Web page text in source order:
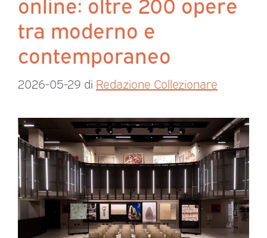
tra moderno e
contemporaneo
2026-05-29 di Redazione Collezionare